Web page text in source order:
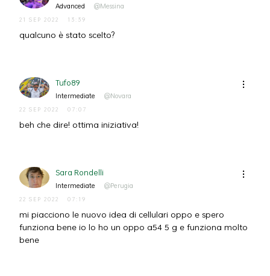
Advanced @Messina
21 SEP 2022 13:39
qualcuno è stato scelto?
Tufo89
Intermediate @Novara
22 SEP 2022 07:07
beh che dire! ottima iniziativa!
Sara Rondelli
Intermediate @Perugia
22 SEP 2022 07:19
mi piacciono le nuovo idea di cellulari oppo e spero
funziona bene io lo ho un oppo a54 5 g e funziona molto
bene